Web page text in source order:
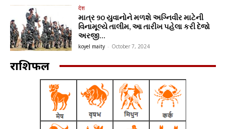
देश
માત્ર 90 યુવાનોને મળશે અગ્નિવીર માટેની
વિનામૂલ્યે તાલીમ, આ તારીખ પહેલા કરી દેજો
અરજી…
koyel maity - October 7, 2024
राशिफल